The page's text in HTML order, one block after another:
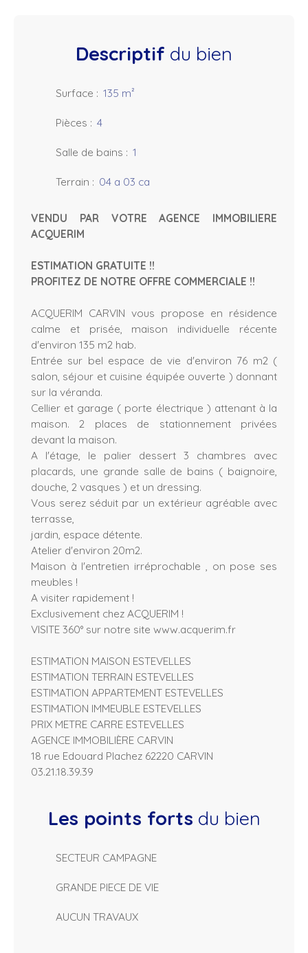
Descriptif du bien
Surface : 135 m²
Pièces : 4
Salle de bains : 1
Terrain : 04 a 03 ca
VENDU PAR VOTRE AGENCE IMMOBILIERE
ACQUERIM
ESTIMATION GRATUITE !!
PROFITEZ DE NOTRE OFFRE COMMERCIALE !!
ACQUERIM CARVIN vous propose en résidence
calme et prisée, maison individuelle récente
d'environ 135 m2 hab.
Entrée sur bel espace de vie d'environ 76 m2 (
salon, séjour et cuisine équipée ouverte ) donnant
sur la véranda.
Cellier et garage ( porte électrique ) attenant à la
maison. 2 places de stationnement privées
devant la maison.
A l'étage, le palier dessert 3 chambres avec
placards, une grande salle de bains ( baignoire,
douche, 2 vasques ) et un dressing.
Vous serez séduit par un extérieur agréable avec
terrasse,
jardin, espace détente.
Atelier d'environ 20m2.
Maison à l'entretien irréprochable , on pose ses
meubles !
A visiter rapidement !
Exclusivement chez ACQUERIM !
VISITE 360° sur notre site www.acquerim.fr
ESTIMATION MAISON ESTEVELLES
ESTIMATION TERRAIN ESTEVELLES
ESTIMATION APPARTEMENT ESTEVELLES
ESTIMATION IMMEUBLE ESTEVELLES
PRIX METRE CARRE ESTEVELLES
AGENCE IMMOBILIÈRE CARVIN
18 rue Edouard Plachez 62220 CARVIN
03.21.18.39.39
Les points forts du bien
SECTEUR CAMPAGNE
GRANDE PIECE DE VIE
AUCUN TRAVAUX